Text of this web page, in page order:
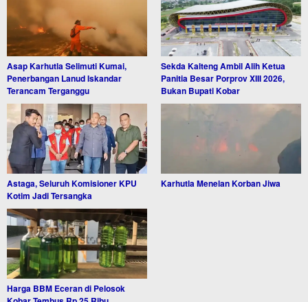
Asap Karhutla Selimuti Kumai,
Penerbangan Lanud Iskandar
Terancam Terganggu
Sekda Kalteng Ambil Alih Ketua
Panitia Besar Porprov XIII 2026,
Bukan Bupati Kobar
Astaga, Seluruh Komisioner KPU
Kotim Jadi Tersangka
Karhutla Menelan Korban Jiwa
Harga BBM Eceran di Pelosok